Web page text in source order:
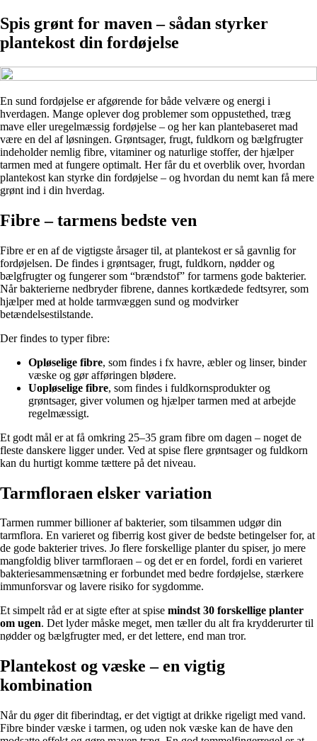
Spis grønt for maven – sådan styrker
plantekost din fordøjelse
En sund fordøjelse er afgørende for både velvære og energi i
hverdagen. Mange oplever dog problemer som oppustethed, træg
mave eller uregelmæssig fordøjelse – og her kan plantebaseret mad
være en del af løsningen. Grøntsager, frugt, fuldkorn og bælgfrugter
indeholder nemlig fibre, vitaminer og naturlige stoffer, der hjælper
tarmen med at fungere optimalt. Her får du et overblik over, hvordan
plantekost kan styrke din fordøjelse – og hvordan du nemt kan få mere
grønt ind i din hverdag.
Fibre – tarmens bedste ven
Fibre er en af de vigtigste årsager til, at plantekost er så gavnlig for
fordøjelsen. De findes i grøntsager, frugt, fuldkorn, nødder og
bælgfrugter og fungerer som “brændstof” for tarmens gode bakterier.
Når bakterierne nedbryder fibrene, dannes kortkædede fedtsyrer, som
hjælper med at holde tarmvæggen sund og modvirker
betændelsestilstande.
Der findes to typer fibre:
Opløselige fibre, som findes i fx havre, æbler og linser, binder
væske og gør afføringen blødere.
Uopløselige fibre, som findes i fuldkornsprodukter og
grøntsager, giver volumen og hjælper tarmen med at arbejde
regelmæssigt.
Et godt mål er at få omkring 25–35 gram fibre om dagen – noget de
fleste danskere ligger under. Ved at spise flere grøntsager og fuldkorn
kan du hurtigt komme tættere på det niveau.
Tarmfloraen elsker variation
Tarmen rummer billioner af bakterier, som tilsammen udgør din
tarmflora. En varieret og fiberrig kost giver de bedste betingelser for, at
de gode bakterier trives. Jo flere forskellige planter du spiser, jo mere
mangfoldig bliver tarmfloraen – og det er en fordel, fordi en varieret
bakteriesammensætning er forbundet med bedre fordøjelse, stærkere
immunforsvar og lavere risiko for sygdomme.
Et simpelt råd er at sigte efter at spise mindst 30 forskellige planter
om ugen. Det lyder måske meget, men tæller du alt fra krydderurter til
nødder og bælgfrugter med, er det lettere, end man tror.
Plantekost og væske – en vigtig
kombination
Når du øger dit fiberindtag, er det vigtigt at drikke rigeligt med vand.
Fibre binder væske i tarmen, og uden nok væske kan de have den